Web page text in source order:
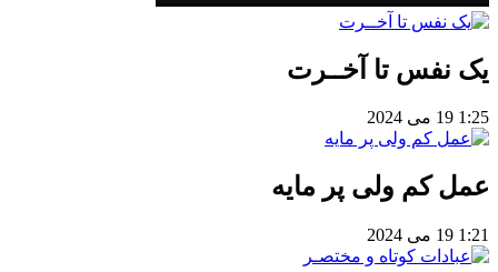
یک نفس تا آخــرت
1:25 19 می 2024
عمل کم ولی پر مایه
1:21 19 می 2024